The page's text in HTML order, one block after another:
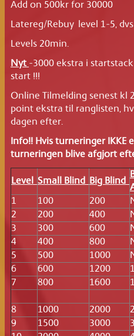
Add on 500kr for 30000
Latereg/Rebuy level 1-5,
Levels 20min.
Nyt -3000 ekstra i
start !!!
Online Tilmelding senest kl
point ekstra til ranglisten,
dagen efter.
Info!! Hvis turneringer IKKE
turneringen blive afgjort
Level Small Blind Big Blind
1 100 200
2
200 400
3
300 600
4
400 800
5
500 1000
6
600 1200
7
800 1600
8 1000 2000
9
1500 3000